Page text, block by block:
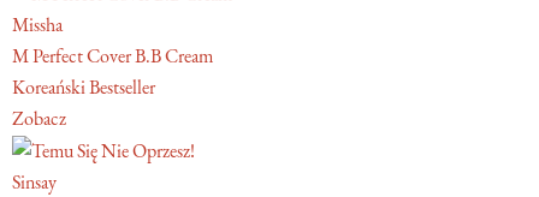
Missha
M Perfect Cover B.B Cream
Koreański Bestseller
Zobacz
Sinsay